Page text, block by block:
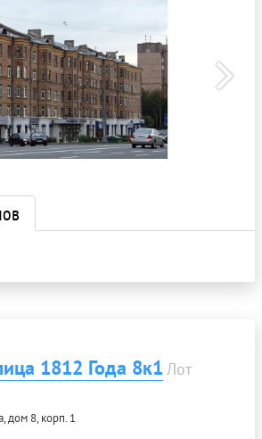
1812 Года 8к1 Лот
дом 8, корп. 1